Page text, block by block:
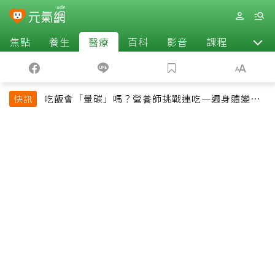
焦點 養生 醫療 百科 影音 課程 退休
快訊
吃飯會「暈碳」嗎？營養師挑戰連吃一週身體變化